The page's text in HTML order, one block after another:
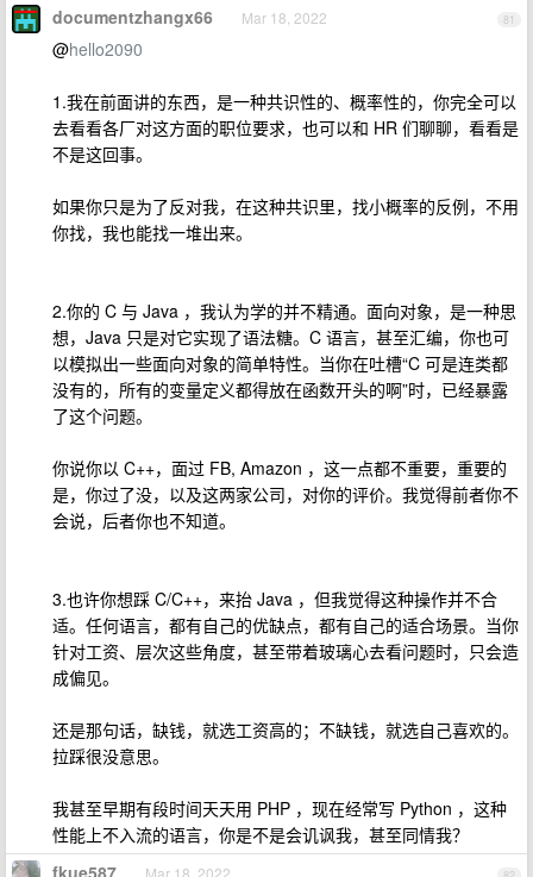
81
documentzhangx66 Mar 18, 2022
@hello2090
1.我在前面讲的东西，是一种共识性的、概率性的，你完全可以
去看看各厂对这方面的职位要求，也可以和 HR 们聊聊，看看是
不是这回事。
如果你只是为了反对我，在这种共识里，找小概率的反例，不用
你找，我也能找一堆出来。
2.你的 C 与 Java ，我认为学的并不精通。面向对象，是一种思
想，Java 只是对它实现了语法糖。C 语言，甚至汇编，你也可
以模拟出一些面向对象的简单特性。当你在吐槽“C 可是连类都
没有的，所有的变量定义都得放在函数开头的啊”时，已经暴露
了这个问题。
你说你以 C++，面过 FB, Amazon ，这一点都不重要，重要的
是，你过了没，以及这两家公司，对你的评价。我觉得前者你不
会说，后者你也不知道。
3.也许你想踩 C/C++，来抬 Java ，但我觉得这种操作并不合
适。任何语言，都有自己的优缺点，都有自己的适合场景。当你
针对工资、层次这些角度，甚至带着玻璃心去看问题时，只会造
成偏见。
还是那句话，缺钱，就选工资高的；不缺钱，就选自己喜欢的。
拉踩很没意思。
我甚至早期有段时间天天用 PHP ，现在经常写 Python ，这种
性能上不入流的语言，你是不是会讥讽我，甚至同情我？
fkue587 Mar 18, 2022